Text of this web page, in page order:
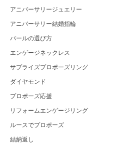
アニバーサリージュエリー
アニバーサリー結婚指輪
パールの選び方
エンゲージネックレス
サプライズプロポーズリング
ダイヤモンド
プロポーズ応援
リフォームエンゲージリング
ルースでプロポーズ
結納返し